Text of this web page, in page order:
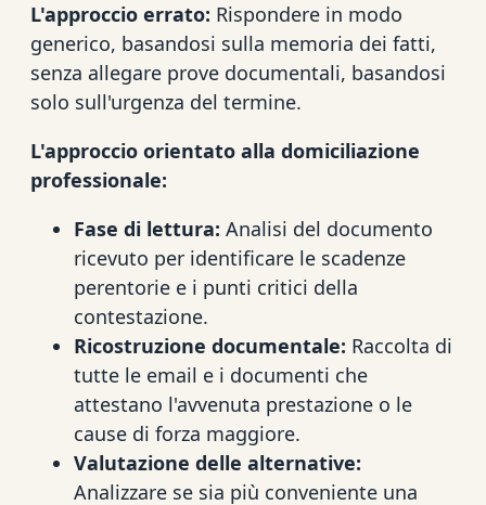
L'approccio errato: Rispondere in modo
generico, basandosi sulla memoria dei fatti,
senza allegare prove documentali, basandosi
solo sull'urgenza del termine.
L'approccio orientato alla domiciliazione
professionale:
Fase di lettura: Analisi del documento
ricevuto per identificare le scadenze
perentorie e i punti critici della
contestazione.
Ricostruzione documentale: Raccolta di
tutte le email e i documenti che
attestano l'avvenuta prestazione o le
cause di forza maggiore.
Valutazione delle alternative:
Analizzare se sia più conveniente una